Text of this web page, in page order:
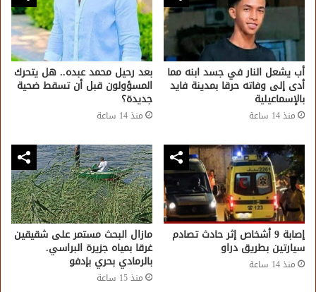
أب يشعل النار في جسد ابنه مما
أدى إلى وفاته حرقا بمدينة فايد
بالإسماعيلية
منذ 14 ساعة
بعد رحيل محمد عبده.. هل يتحرك
المسؤولون قبل أن تسقط ضحية
جديدة؟
منذ 14 ساعة
إصابة 9 أشخاص إثر حادث تصادم
سيارتين بطريق دراو
منذ 14 ساعة
مازال البحث مستمر على شقيقين
غرقا بمياه جزيرة البراسي.
بالرمادي بحري بإدفو
منذ 15 ساعة